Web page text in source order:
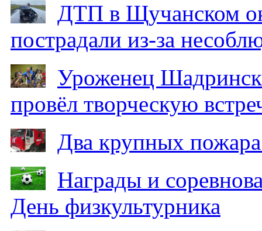
ДТП в Щучанском
пострадали из-за
Уроженец
провёл творческую
Два крупных
Награды и
День физкультурника